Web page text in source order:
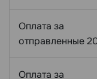
Оплата за
отправленные
Оплата за